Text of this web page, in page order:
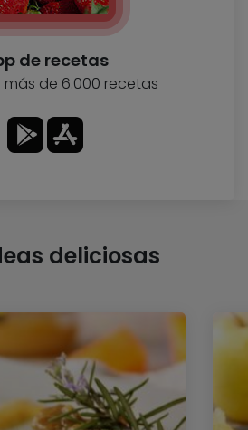
de recetas
más de 6.000 recetas
deliciosas